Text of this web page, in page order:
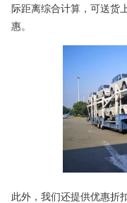
际距离综合计算，可送货
惠。
此外，我们还提供优惠折